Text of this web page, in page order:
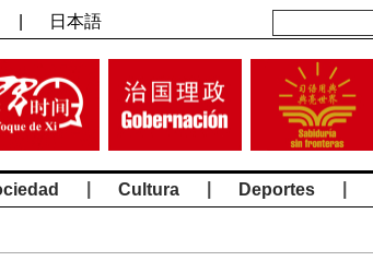
日本語
Cultura Deportes